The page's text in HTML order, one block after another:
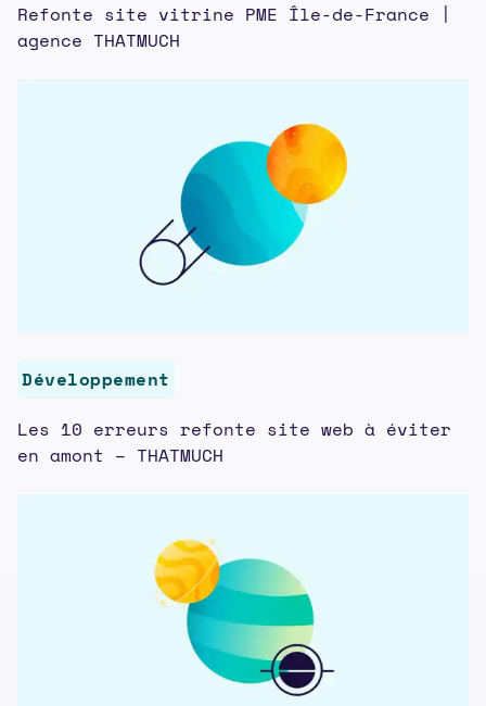
Refonte site vitrine PME Île-de-France |
agence THATMUCH
Développement
Les 10 erreurs refonte site web à éviter
en amont – THATMUCH